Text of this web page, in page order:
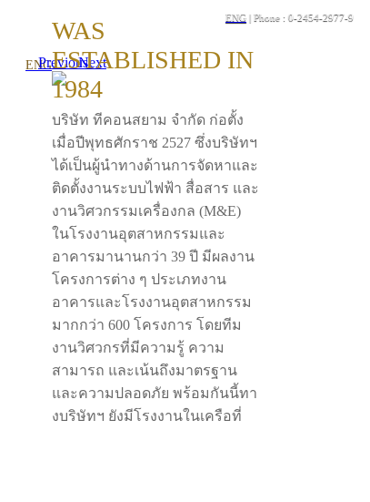
ENG | Phone : 0-2454-2977-9
ENGPreviousNext
WAS
ESTABLISHED IN
1984
บริษัท ทีคอนสยาม จำกัด ก่อตั้ง
เมื่อปีพุทธศักราช 2527 ซึ่งบริษัทฯ
ได้เป็นผู้นำทางด้านการจัดหาและ
ติดตั้งงานระบบไฟฟ้า สื่อสาร และ
งานวิศวกรรมเครื่องกล (M&E)
ในโรงงานอุตสาหกรรมและ
อาคารมานานกว่า 39 ปี มีผลงาน
โครงการต่าง ๆ ประเภทงาน
อาคารและโรงงานอุตสาหกรรม
มากกว่า 600 โครงการ โดยทีม
งานวิศวกรที่มีความรู้ ความ
สามารถ และเน้นถึงมาตรฐาน
และความปลอดภัย พร้อมกันนี้ทา
งบริษัทฯ ยังมีโรงงานในเครือที่